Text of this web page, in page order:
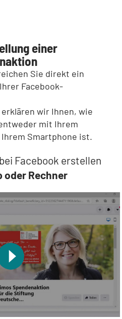
einer
Sie direkt ein
Facebook-
wir Ihnen, wie
mit Ihrem
Smartphone ist.
Facebook erstellen
oder Rechner